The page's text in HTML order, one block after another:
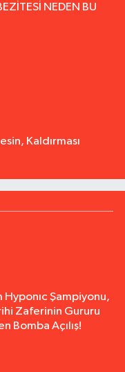
NEDEN BU
Kaldırması
Şampiyonu,
Zaferinin Gururu
Bomba Açılış!